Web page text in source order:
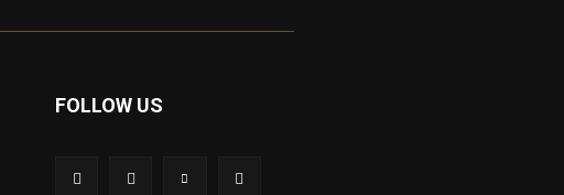
FOLLOW US